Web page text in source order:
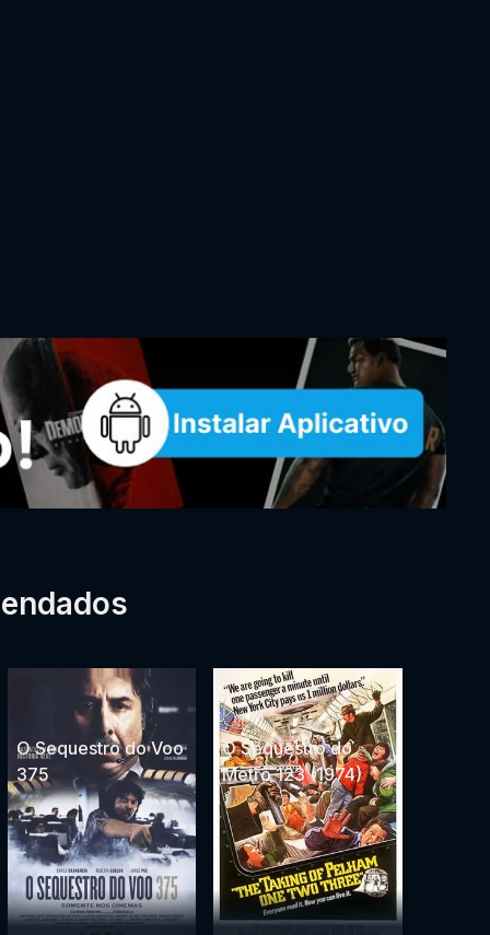
O Sequestro do Voo
375
O Sequestro do
Metro 123 (1974)